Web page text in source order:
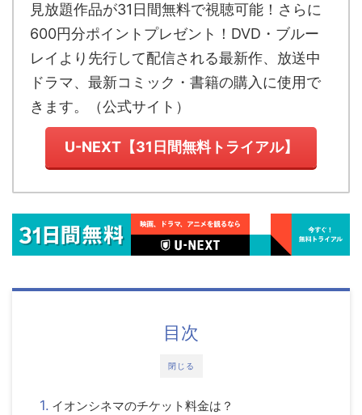
見放題作品が31日間無料で視聴可能！ さらに
600円分ポイントプレゼント！DVD・ブルー
レイより先行して配信される最新作、放送中
ドラマ、最新コミック・書籍の購入に使用で
きます。（公式サイト ）
U-NEXT【31日間無料トライアル】
閉じる
目次
イオンシネマのチケット料金は？